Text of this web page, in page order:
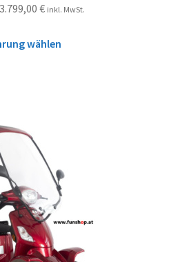
3.799,00 € inkl. MwSt.
wählen